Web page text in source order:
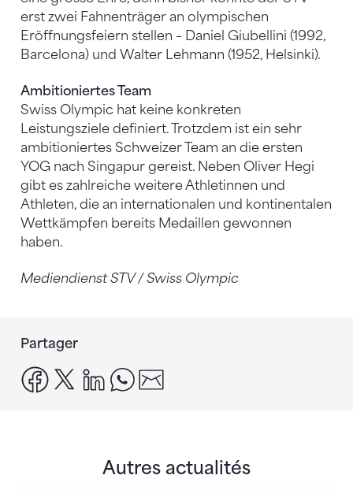
erst zwei Fahnenträger an olympischen
Eröffnungsfeiern stellen – Daniel Giubellini (1992,
Barcelona) und Walter Lehmann (1952, Helsinki).
Ambitioniertes Team
Swiss Olympic hat keine konkreten
Leistungsziele definiert. Trotzdem ist ein sehr
ambitioniertes Schweizer Team an die ersten
YOG nach Singapur gereist. Neben Oliver Hegi
gibt es zahlreiche weitere Athletinnen und
Athleten, die an internationalen und kontinentalen
Wettkämpfen bereits Medaillen gewonnen
haben.
Mediendienst STV / Swiss Olympic
Partager
facebook
x linkedinwhatsapp
Autres actualités